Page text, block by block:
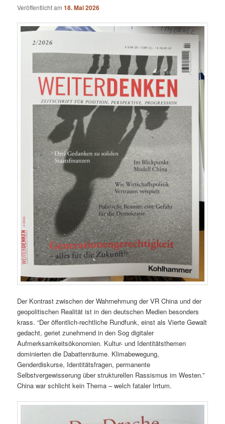
Veröffentlicht am18. Mai 2026
Der Kontrast zwischen der Wahrnehmung der VR China und der
geopolitischen Realität ist in den deutschen Medien besonders
krass. “Der öffentlich-rechtliche Rundfunk, einst als Vierte Gewalt
gedacht, geriet zunehmend in den Sog digitaler
Aufmerksamkeitsökonomien. Kultur- und Identitätsthemen
dominierten die Dabattenräume. Klimabewegung,
Genderdiskurse, Identitätsfragen, permanente
Selbstvergewisserung über strukturellen Rassismus im Westen.”
China war schlicht kein Thema – welch fataler Irrtum.